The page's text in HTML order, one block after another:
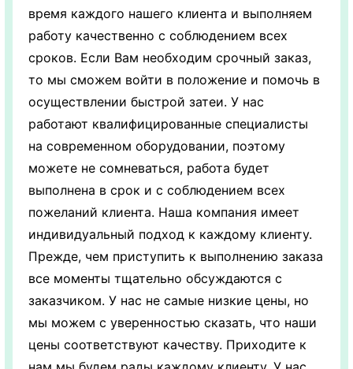
время каждого нашего клиента и выполняем
работу качественно с соблюдением всех
сроков. Если Вам необходим срочный заказ,
то мы сможем войти в положение и помочь в
осуществлении быстрой затеи. У нас
работают квалифицированные специалисты
на современном оборудовании, поэтому
можете не сомневаться, работа будет
выполнена в срок и с соблюдением всех
пожеланий клиента. Наша компания имеет
индивидуальный подход к каждому клиенту.
Прежде, чем приступить к выполнению заказа
все моменты тщательно обсуждаются с
заказчиком. У нас не самые низкие цены, но
мы можем с уверенностью сказать, что наши
цены соответствуют качеству. Приходите к